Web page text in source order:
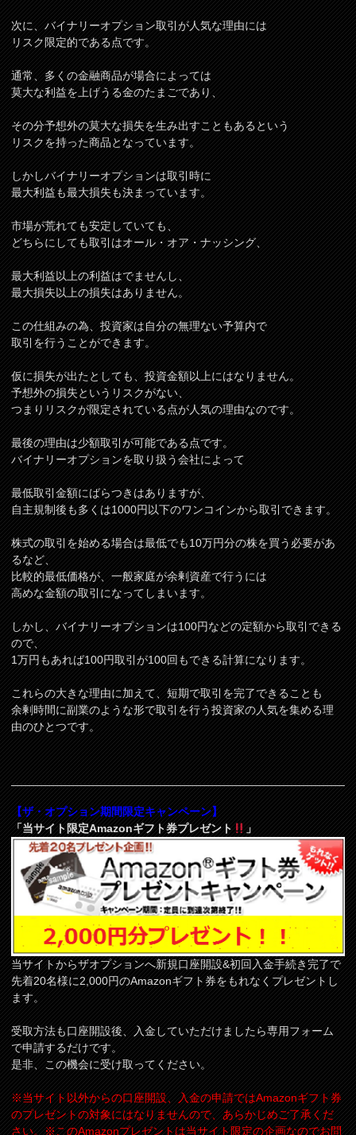
次に、バイナリーオプション取引が人気な理由には
リスク限定的である点です。
通常、多くの金融商品が場合によっては
莫大な利益を上げうる金のたまごであり、
その分予想外の莫大な損失を生み出すこともあるという
リスクを持った商品となっています。
しかしバイナリーオプションは取引時に
最大利益も最大損失も決まっています。
市場が荒れても安定していても、
どちらにしても取引はオール・オア・ナッシング、
最大利益以上の利益はでませんし、
最大損失以上の損失はありません。
この仕組みの為、投資家は自分の無理ない予算内で
取引を行うことができます。
仮に損失が出たとしても、投資金額以上にはなりません。
予想外の損失というリスクがない、
つまりリスクが限定されている点が人気の理由なのです。
最後の理由は少額取引が可能である点です。
バイナリーオプションを取り扱う会社によって
最低取引金額にばらつきはありますが、
自主規制後も多くは1000円以下のワンコインから取引できます。
株式の取引を始める場合は最低でも10万円分の株を買う必要があ
るなど、
比較的最低価格が、一般家庭が余剰資産で行うには
高めな金額の取引になってしまいます。
しかし、バイナリーオプションは100円などの定額から取引できる
ので、
1万円もあれば100円取引が100回もできる計算になります。
これらの大きな理由に加えて、短期で取引を完了できることも
余剰時間に副業のような形で取引を行う投資家の人気を集める理
由のひとつです。
【ザ・オプション期間限定キャンペーン】
「当サイト限定Amazonギフト券プレゼント
」
当サイトからザオプションへ新規口座開設&初回入金手続き完了で
先着20名様に2,000円のAmazonギフト券をもれなくプレゼントし
ます。
受取方法も口座開設後、入金していただけましたら専用フォーム
で申請するだけです。
是非、この機会に受け取ってください。
※当サイト以外からの口座開設、入金の申請ではAmazonギフト券
のプレゼントの対象にはなりませんので、あらかじめご了承くだ
さい。※このAmazonプレゼントは当サイト限定の企画なのでお問